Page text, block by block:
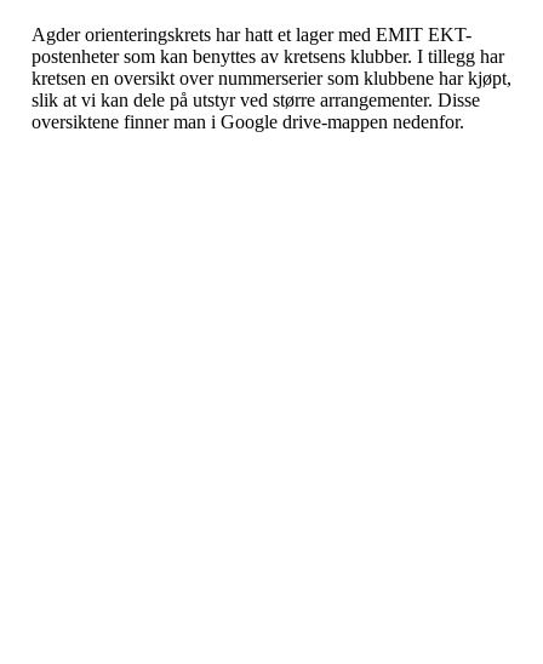
Agder orienteringskrets har hatt et lager med EMIT EKT-
postenheter som kan benyttes av kretsens klubber. I tillegg har
kretsen en oversikt over nummerserier som klubbene har kjøpt,
slik at vi kan dele på utstyr ved større arrangementer. Disse
oversiktene finner man i Google drive-mappen nedenfor.